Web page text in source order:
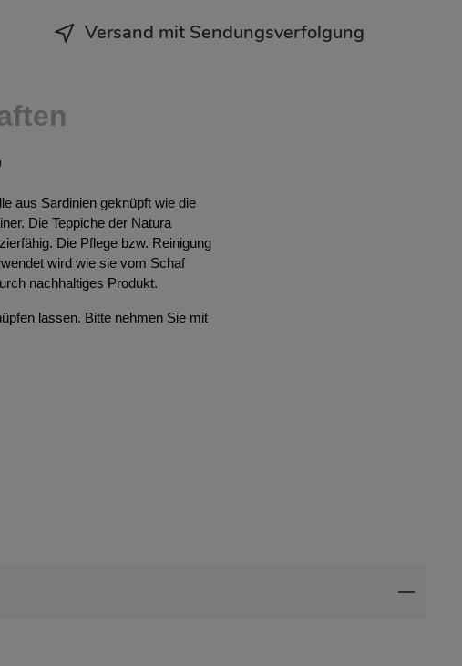
Versand mit Sendungsverfolgung
aus Sardinien geknüpft wie die
Die Teppiche der Natura
Die Pflege bzw. Reinigung
wird wie sie vom Schaf
nachhaltiges Produkt.
lassen. Bitte nehmen Sie mit